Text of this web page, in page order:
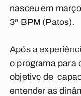
nasceu em
3º BPM (Patos).
Após a
o programa para
objetivo de
entender as